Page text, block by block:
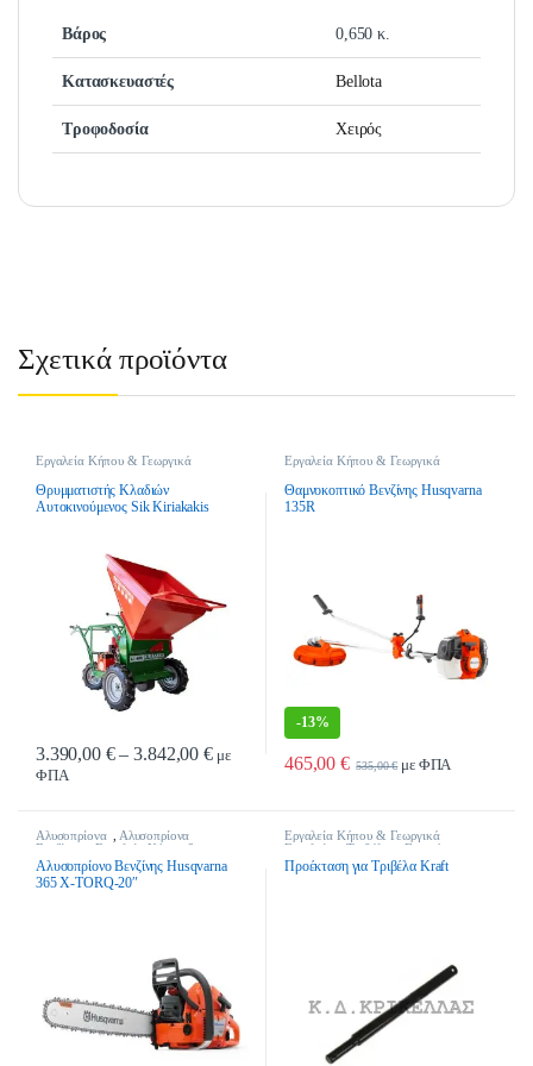
Βάρος 0,650 κ.
Κατασκευαστές Bellota
Τροφοδοσία Χειρός
Σχετικά προϊόντα
Εργαλεία Κήπου & Γεωργικά
Θρυμματιστές Κλαδιών Βενζίνης
Θρυμματιστής Κλαδιών
Αυτοκινούμενος Sik Kiriakakis
3.390,00 € – 3.842,00 €Price range: 3.390,00 € through 3.842,00 €
με
ΦΠΑ
Αυτό το προϊόν έχει πολλαπλές παραλλαγές. Οι επιλογές μπορούν να
Εργαλεία Κήπου & Γεωργικά
Χορτοκοπτικά Βενζινης
Θαμνοκοπτικό Βενζίνης Husqvarna
135R
-13%
465,00€ 535,00€με ΦΠΑ
Αλυσοπρίονα , Αλυσοπρίονα
Βενζίνης
,Εργαλεία Κήπου &
Γεωργικά Εργαλεία
Αλυσοπρίονο Βενζίνης Husqvarna
365 X-TORQ-20″
Εργαλεία Κήπου & Γεωργικά
Εργαλεία
,Τριβέλες - Γεωτρύπανα
Προέκταση για Τριβέλα Kraft